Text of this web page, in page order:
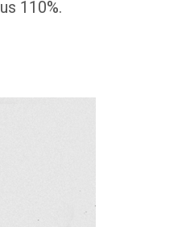
110%.